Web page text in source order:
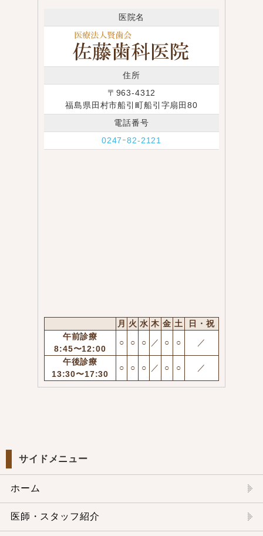
医院名
住所
〒963-4312
福島県田村市船引町船引字扇田80
電話番号
0247ｰ82-2121
月 火 水 木 金 土
日・祝
午前診療
8:45〜12:00
○ ○ ○ ／ ○ ○ ／
午後診療
13:30〜17:30
○ ○ ○ ／ ○ ○ ／
サイドメニュー
ホーム
医師・スタッフ紹介